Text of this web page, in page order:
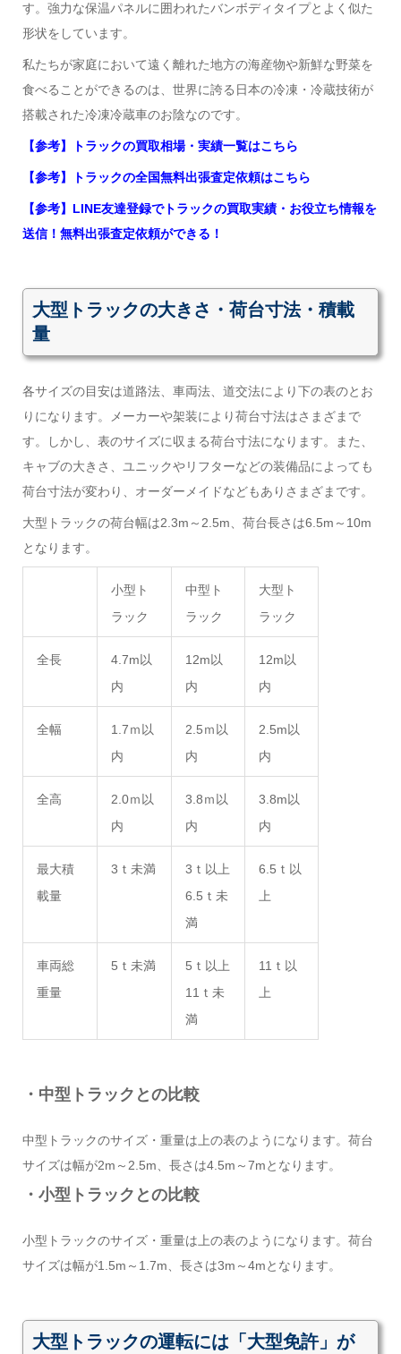
す。強力な保温パネルに囲われたバンボディタイプとよく似た
形状をしています。
私たちが家庭において遠く離れた地方の海産物や新鮮な野菜を
食べることができるのは、世界に誇る日本の冷凍・冷蔵技術が
搭載された冷凍冷蔵車のお陰なのです。
【参考】トラックの買取相場・実績一覧はこちら
【参考】トラックの全国無料出張査定依頼はこちら
【参考】LINE友達登録でトラックの買取実績・お役立ち情報を
送信！無料出張査定依頼ができる！
大型トラックの大きさ・荷台寸法・積載
量
各サイズの目安は道路法、車両法、道交法により下の表のとお
りになります。メーカーや架装により荷台寸法はさまざまで
す。しかし、表のサイズに収まる荷台寸法になります。また、
キャブの大きさ、ユニックやリフターなどの装備品によっても
荷台寸法が変わり、オーダーメイドなどもありさまざまです。
大型トラックの荷台幅は2.3m～2.5m、荷台長さは6.5m～10m
となります。
小型ト
ラック
中型ト
ラック
大型ト
ラック
全長 4.7m以
内
12m以
内
12m以
内
全幅 1.7ｍ以
内
2.5ｍ以
内
2.5m以
内
全高 2.0ｍ以
内
3.8ｍ以
内
3.8m以
内
最大積
載量
3 ｔ未満 3 ｔ以上
6.5 ｔ未
満
6.5 ｔ以
上
車両総
重量
5 ｔ未満 5 ｔ以上
11 ｔ未
満
11 ｔ以
上
・中型トラックとの比較
中型トラックのサイズ・重量は上の表のようになります。荷台
サイズは幅が2m～2.5m、長さは4.5m～7mとなります。
・小型トラックとの比較
小型トラックのサイズ・重量は上の表のようになります。荷台
サイズは幅が1.5m～1.7m、長さは3m～4mとなります。
大型トラックの運転には「大型免許」が